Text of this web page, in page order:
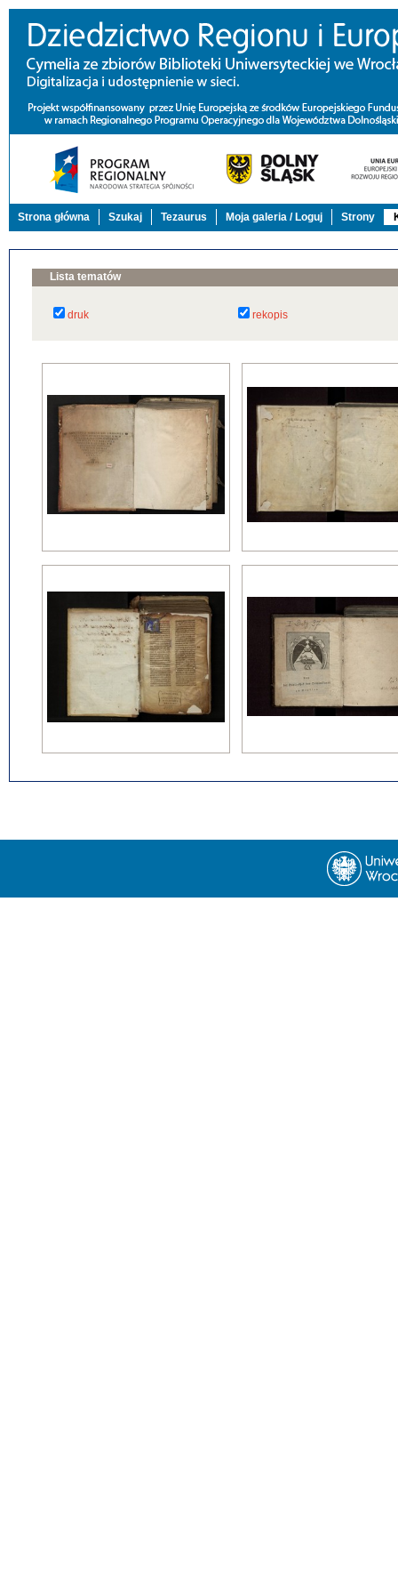
Strona główna Szukaj Tezaurus Moja galeria / Loguj Strony
Lista tematów
druk rekopis